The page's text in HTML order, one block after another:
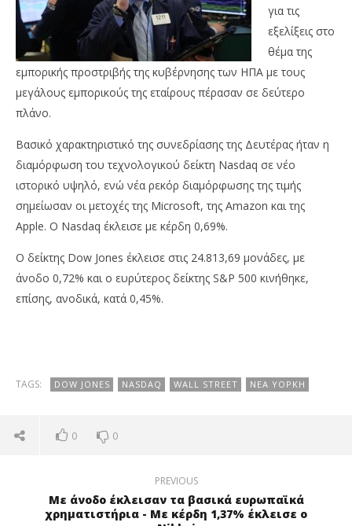
Με άνοδο έκλεισαν οι δείκτες στο χρηματιστήριο
της Νέας Υόρκης
05/06/2018
Metoxes
Online
για τις
εξελίξεις στο
θέμα της
εμπορικής προστριβής της κυβέρνησης των ΗΠΑ με τους
μεγάλους εμπορικούς της εταίρους πέρασαν σε δεύτερο
πλάνο.
Βασικό χαρακτηριστικό της συνεδρίασης της Δευτέρας ήταν η
διαμόρφωση του τεχνολογικού δείκτη Nasdaq σε νέο
ιστορικό υψηλό, ενώ νέα ρεκόρ διαμόρφωσης της τιμής
σημείωσαν οι μετοχές της Microsoft, της Amazon και της
Apple. Ο Nasdaq έκλεισε με κέρδη 0,69%.
Ο δείκτης Dow Jones έκλεισε στις 24.813,69 μονάδες, με
άνοδο 0,72% και ο ευρύτερος δείκτης S&P 500 κινήθηκε,
επίσης, ανοδικά, κατά 0,45%.
TAGS: DOW JONES NASDAQ WALL STREET ΝΈΑ ΥΌΡΚΗ
0 0
PREVIOUS
Με άνοδο έκλεισαν τα βασικά ευρωπαϊκά
χρηματιστήρια - Με κέρδη 1,37% έκλεισε ο